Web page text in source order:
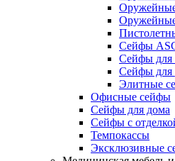
Сейфы
Сейфы для
Сейфы для
Элитные
Офисные сейфы
Сейфы для дома
Сейфы с
Темпокассы
Эксклюзивные